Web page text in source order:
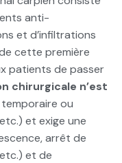
anti-
et d’infiltrations
cette première
patients de passer
chirurgicale n’est
ou
et exige une
arrêt de
et de